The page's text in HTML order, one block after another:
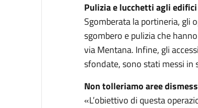
Pulizia e lucchetti agli edifici
Sgomberata la portineria, gli
sgombero e pulizia che
via Mentana. Infine, gli
sfondate, sono stati messi in
Non tolleriamo aree
«L’obiettivo di questa